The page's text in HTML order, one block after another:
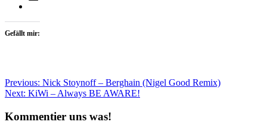
Gefällt mir:
Beitragsnavigation
Previous: Nick Stoynoff – Berghain (Nigel Good Remix)
Next: KiWi – Always BE AWARE!
Kommentier uns was!